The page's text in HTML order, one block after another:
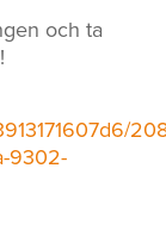
och ta
9302-